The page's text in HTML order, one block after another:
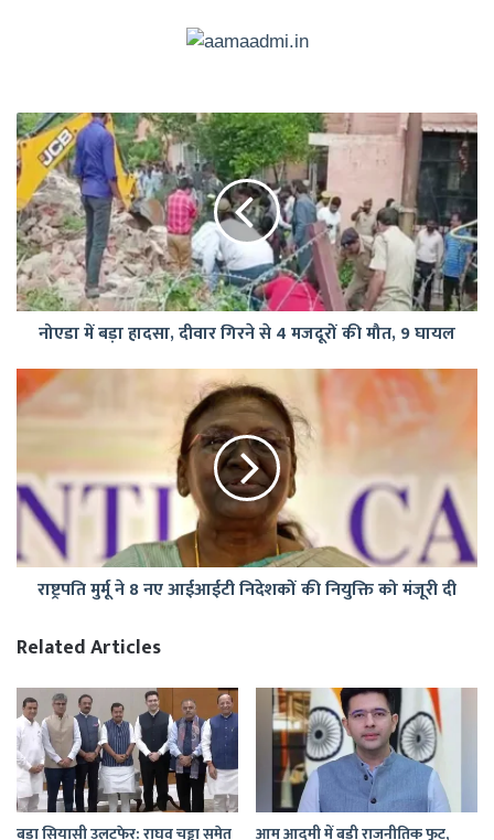
नोएडा
में
बड़ा
हादसा,
दीवार
गिरने
से
4
मजदूरों
घायल
नोएडा में बड़ा हादसा, दीवार गिरने से 4 मजदूरों की मौत, 9 घायल
राष्ट्रपति
मुर्मू
नए
आईआईटी
निदेशकों
नियुक्ति
राष्ट्रपति मुर्मू ने 8 नए आईआईटी निदेशकों की नियुक्ति को मंजूरी दी
Related Articles
बड़ा सियासी उलटफेर: राघव चड्ढा समेत आम आदमी में बड़ी राजनीतिक फूट,